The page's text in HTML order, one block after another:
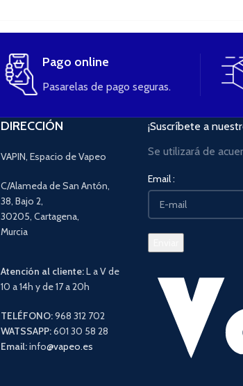
Pago online
Pasarelas de pago seguras.
DIRECCIÓN
VAPIN, Espacio de Vapeo
C/Alameda de San Antón,
38, Bajo 2,
30205, Cartagena,
Murcia
Atención al cliente:L a V de
10 a 14h y de 17 a 20h
TELÉFONO:968 312 702
WATSSAPP:601 30 58 28
Email:info@vapeo.es
¡Suscríbete a
Se utilizará de
Email :